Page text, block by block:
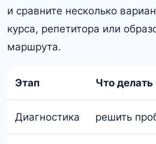
и сравните несколько
курса, репетитора или
маршрута.
Этап Что делать
Диагностика решить